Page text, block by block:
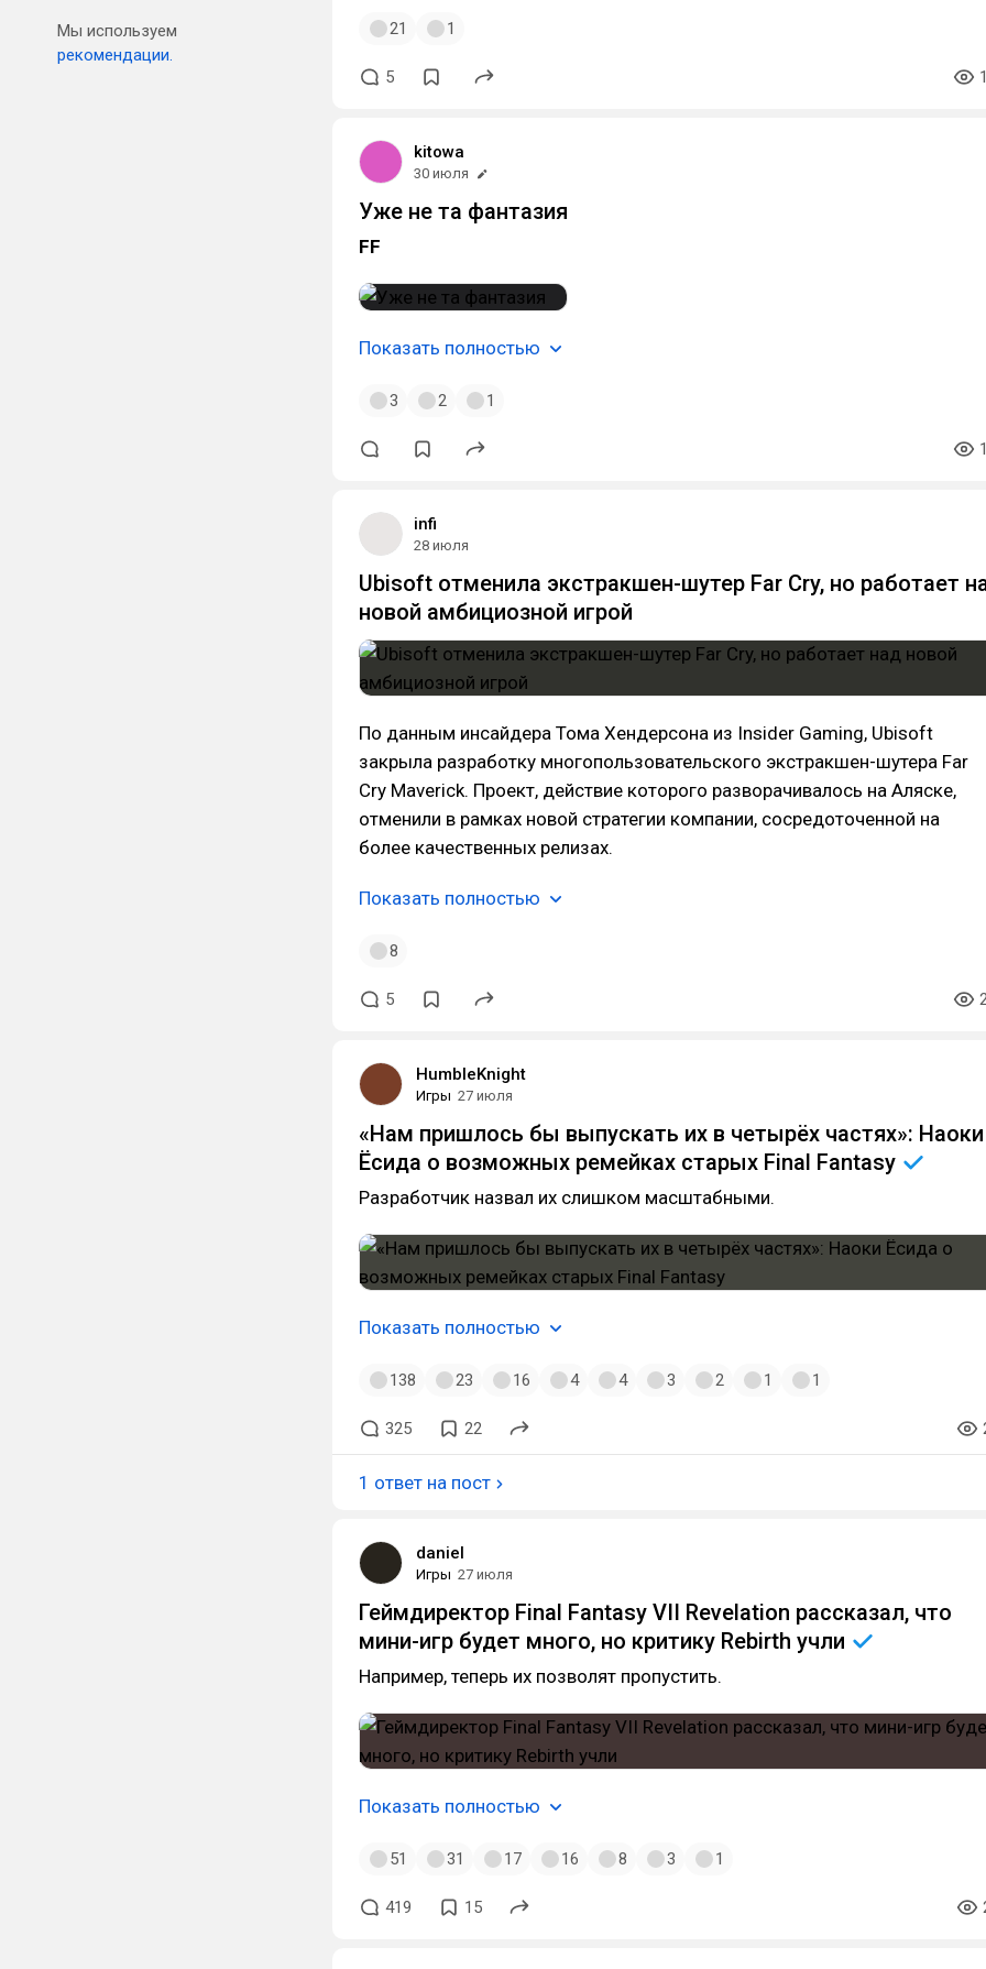
Мы используем
рекомендации.
21 1
5
kitowa
30 июля
Уже не та фантазия
FF
Показать полностью
3 2 1
infi
28 июля
Ubisoft отменила экстракшен-шутер Far Cry, но работает
новой амбициозной игрой
По данным инсайдера Тома Хендерсона из Insider Gaming, Ubisoft
закрыла разработку многопользовательского экстракшен-шутера Far
Cry Maverick. Проект, действие которого разворачивалось на Аляске,
отменили в рамках новой стратегии компании, сосредоточенной на
более качественных релизах.
Показать полностью
8
5
HumbleKnight
Игры 27 июля
«Нам пришлось бы выпускать их в четырёх частях»: Наоки
Ёсида о возможных ремейках старых Final Fantasy
Разработчик назвал их слишком масштабными.
Показать полностью
138 23 16 4 4 3 2 1 1
325 22
1 ответ на пост
daniel
Игры 27 июля
Геймдиректор Final Fantasy VII Revelation рассказал, что
мини-игр будет много, но критику Rebirth учли
Например, теперь их позволят пропустить.
Показать полностью
51 31 17 16 8 3 1
419 15